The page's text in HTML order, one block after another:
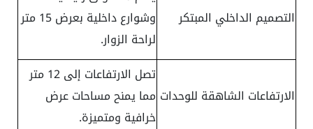
التصميم الداخلي المبتكر
وشوارع داخلية بعرض 15 متر
لراحة الزوار.
الارتفاعات الشاهقة للوحدات
تصل الارتفاعات إلى 12 متر
مما يمنح مساحات عرض
خرافية ومتميزة.